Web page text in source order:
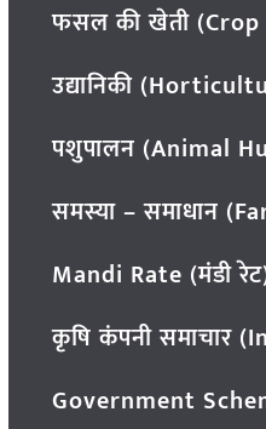
फसल की खेती
उद्यानिकी
पशुपालन (Animal
समस्या – समाधान
Mandi Rate (मंडी
कृषि कंपनी समाचार
Government